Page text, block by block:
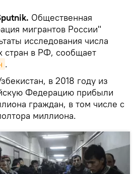
Общественная
мигрантов России"
исследования числа
стран в РФ, сообщает
.
в 2018 году из
Федерацию прибыли
граждан, в том числе с
миллиона.